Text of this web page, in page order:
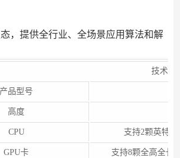
，提供全行业、全场景应用算法和解
技术规
产品型号
高度
CPU 支持2颗英特
GPU卡 支持8颗全高全长